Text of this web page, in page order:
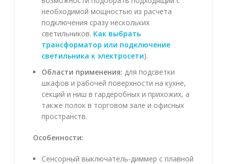
необходимой мощностью из расчета
подключения сразу нескольких
светильников. Как выбрать
трансформатор или подключение
светильника к электросети).
Области применения: для подсветки
шкафов и рабочей поверхности на кухне,
секций и ниш в гардеробных и прихожих, а
также полок в торговом зале и офисных
пространств.
Особенности:
Сенсорный выключатель-диммер с плавной